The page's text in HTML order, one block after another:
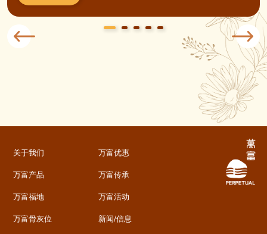
关于我们
万富产品
万富福地
万富骨灰位
万富优惠
万富传承
万富活动
新闻/信息